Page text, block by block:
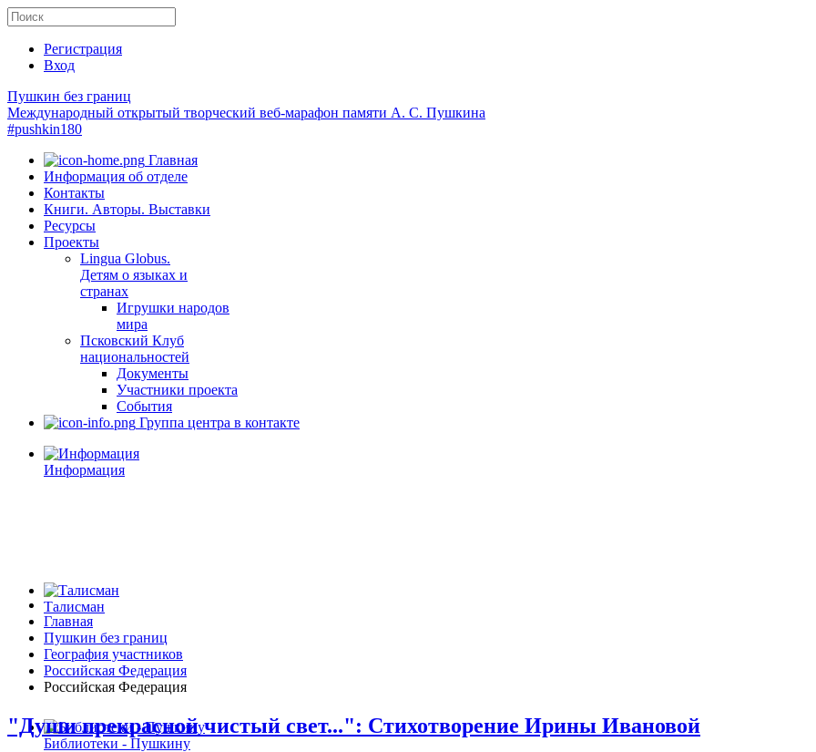
Регистрация
Вход
Пушкин без границ
Международный открытый творческий веб-марафон памяти А. С. Пушкина
#pushkin180
Главная
Информация об отделе
Контакты
Книги. Авторы. Выставки
Ресурсы
Проекты
Lingua Globus.
Детям о языках и
странах
Игрушки народов
мира
Псковский Клуб
национальностей
Документы
Участники проекта
События
Группа центра в контакте
Информация
Талисман
Библиотеки - Пушкину
Главная
Пушкин без границ
География участников
Российская Федерация
Российская Федерация
"Души прекрасной чистый свет...": Стихотворение Ирины Ивановой